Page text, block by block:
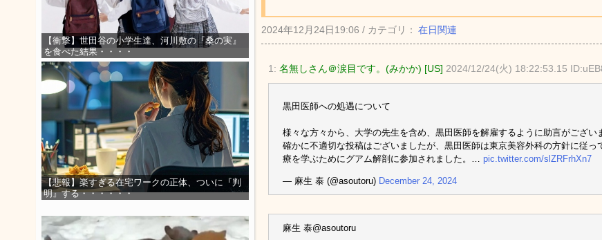
【衝撃】世田谷の小学生達、河川敷の『桑の実』
を食べた結果・・・・
【悲報】楽すぎる在宅ワークの正体、ついに『判
明』する・・・・・・
2024年12月24日19:06 / カテゴリ： 在日関連
1: 名無しさん＠涙目です。(みかか) [US] 2024/12/24(火) 18:22:53.15
黒田医師への処遇について
様々な方々から、大学の先生を含め、黒田医師を解雇するように助言がござい
確かに不適切な投稿はございましたが、黒田医師は東京美容外科の方針に従
療を学ぶためにグアム解剖に参加されました。… pic.twitter.com/slZRFrhXn7
— 麻生 泰 (@asoutoru) December 24, 2024
麻生 泰@asoutoru